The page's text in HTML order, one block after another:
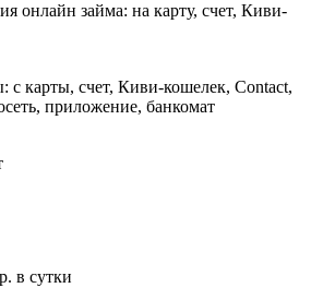
онлайн займа: на карту, счет, Киви-
с карты, счет, Киви-кошелек, Contact,
приложение, банкомат
в сутки